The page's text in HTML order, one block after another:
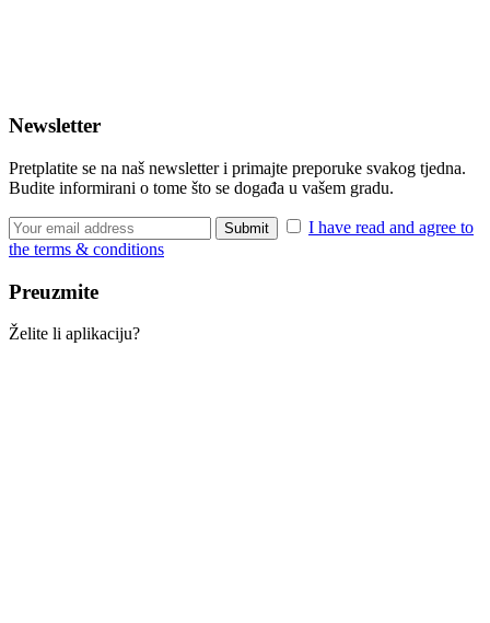
Newsletter
Pretplatite se na naš newsletter i primajte preporuke svakog tjedna.
Budite informirani o tome što se događa u vašem gradu.
I have read and agree to
the terms & conditions
Preuzmite
Želite li aplikaciju?